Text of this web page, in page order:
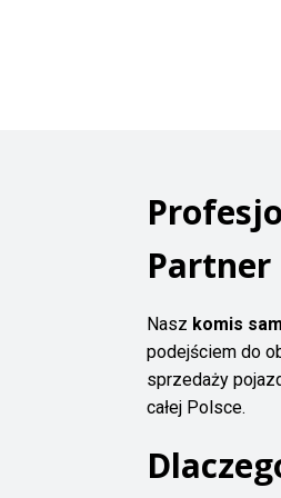
Partner
Nasz komis
podejściem do
sprzedaży
całej Polsce.